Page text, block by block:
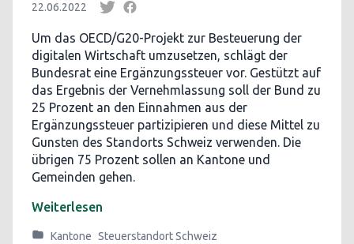
22.06.2022
Um das OECD/G20-Projekt zur Besteuerung der
digitalen Wirtschaft umzusetzen, schlägt der
Bundesrat eine Ergänzungssteuer vor. Gestützt auf
das Ergebnis der Vernehmlassung soll der Bund zu
25 Prozent an den Einnahmen aus der
Ergänzungssteuer partizipieren und diese Mittel zu
Gunsten des Standorts Schweiz verwenden. Die
übrigen 75 Prozent sollen an Kantone und
Gemeinden gehen.
Weiterlesen
Kantone Steuerstandort Schweiz